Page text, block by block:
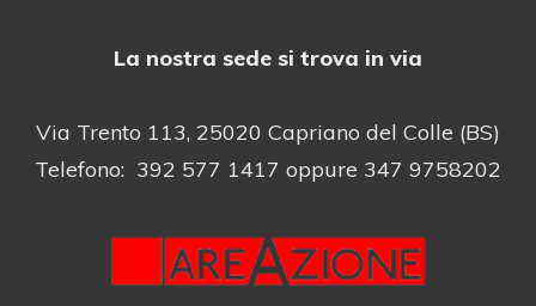
La nostra sede si trova in via
Via Trento 113, 25020 Capriano del Colle (BS)
Telefono: 392 577 1417 oppure 347 9758202